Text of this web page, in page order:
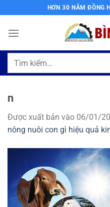
qua
nội
HƠN 30 NĂM ĐỒNG
Tìm
n
Được xuất bản vào 06/01/
nông nuôi con gì hiệu quả